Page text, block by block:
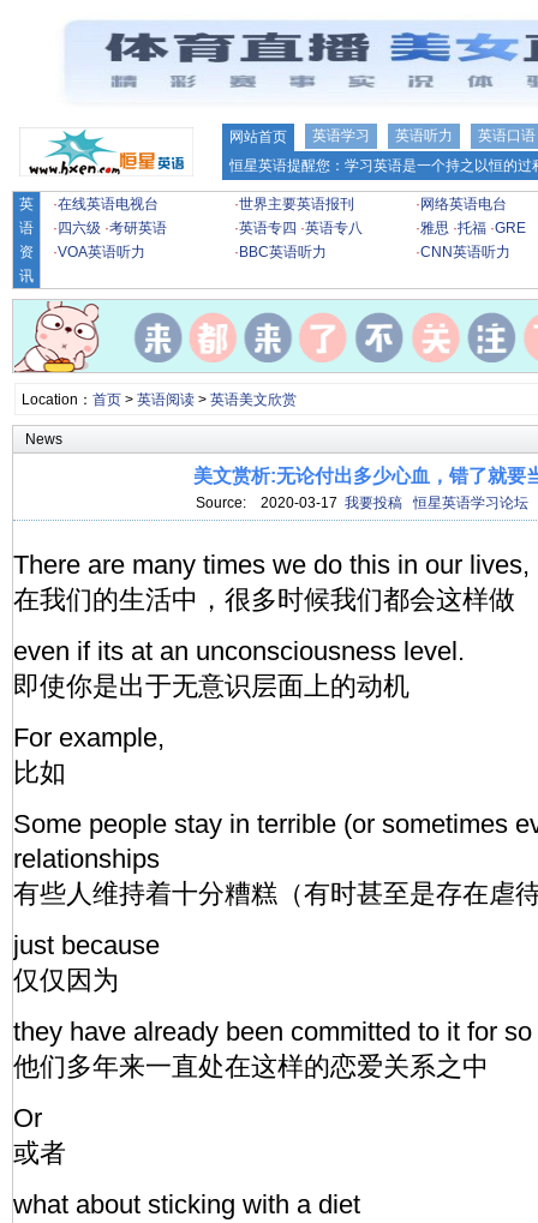
网站首页 英语学习 英语听力
英语口语
恒星英语提醒您：学习英语是一个持之以恒的
英
语
资
讯
·在线英语电视台 ·世界主要英语报刊 · 网络英语电台
· 四六级 ·考研英语 ·英语专四 ·英语专八 ·雅思 ·托福 ·GRE
·VOA英语听力 · BBC英语听力 ·CNN英语听力
Location： 首页> 英语阅读> 英语美文欣赏
News
美文赏析:无论付出多少心血，错了就要
Source: 2020-03-17 我要投稿 恒星英语学习论坛
There are many times we do this in our lives,
在我们的生活中，很多时候我们都会这样做
even if its at an unconsciousness level.
即使你是出于无意识层面上的动机
For example,
比如
Some people stay in terrible (or sometimes
relationships
有些人维持着十分糟糕（有时甚至是存在虐
just because
仅仅因为
they have already been committed to it for
他们多年来一直处在这样的恋爱关系之中
Or
或者
what about sticking with a diet